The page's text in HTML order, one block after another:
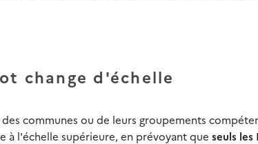
change d'échelle
communes ou de leurs groupements
à l'échelle supérieure, en prévoyant que seuls les